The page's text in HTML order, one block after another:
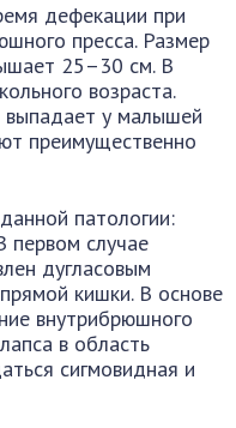
дефекации при
пресса. Размер
25–30 см. В
возраста.
у малышей
преимущественно
патологии:
первом случае
дугласовым
кишки. В основе
внутрибрюшного
в область
сигмовидная и